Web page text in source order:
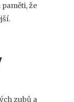
že
zubů a